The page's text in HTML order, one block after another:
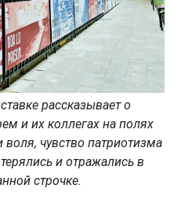
рассказывает о
и их коллегах на полях
чувство патриотизма
и отражались в
строчке.